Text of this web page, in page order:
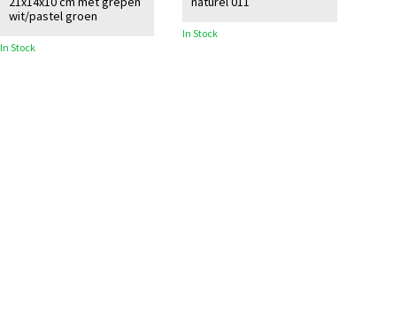
wit/pastel groen
In Stock
In Stock